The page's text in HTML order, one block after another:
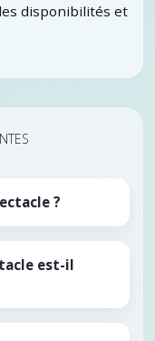
disponibilités et
?
est-il